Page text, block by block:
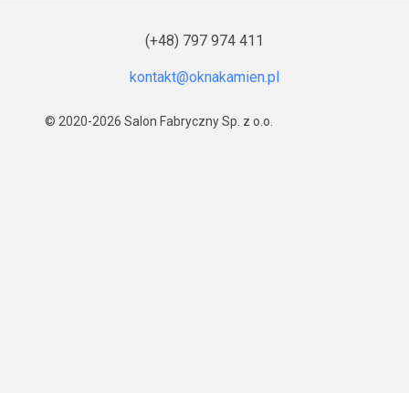
(+48) 797 974 411
© 2020-2026 Salon Fabryczny Sp. z o.o.